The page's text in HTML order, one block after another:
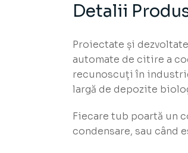
Detalii
Proiectate și
automate de citire a
recunoscuți în
largă de depozite
Fiecare tub poartă un
condensare, sau când